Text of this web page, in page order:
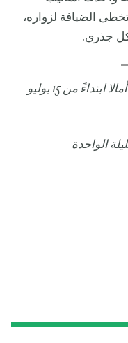
الضيافة لزواره،
جذري.
يمكن حجز الإقامة في سيكس سينسز أمالا ابتداءً من 15 يوليو